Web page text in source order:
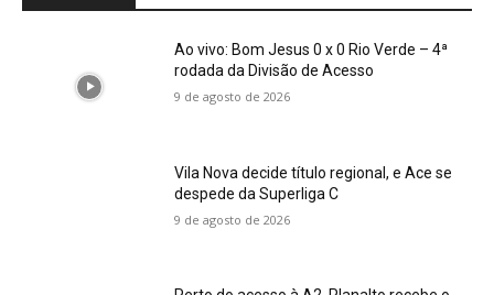
Ao vivo: Bom Jesus 0 x 0 Rio Verde – 4ª
rodada da Divisão de Acesso
9 de agosto de 2026
Vila Nova decide título regional, e Ace se
despede da Superliga C
9 de agosto de 2026